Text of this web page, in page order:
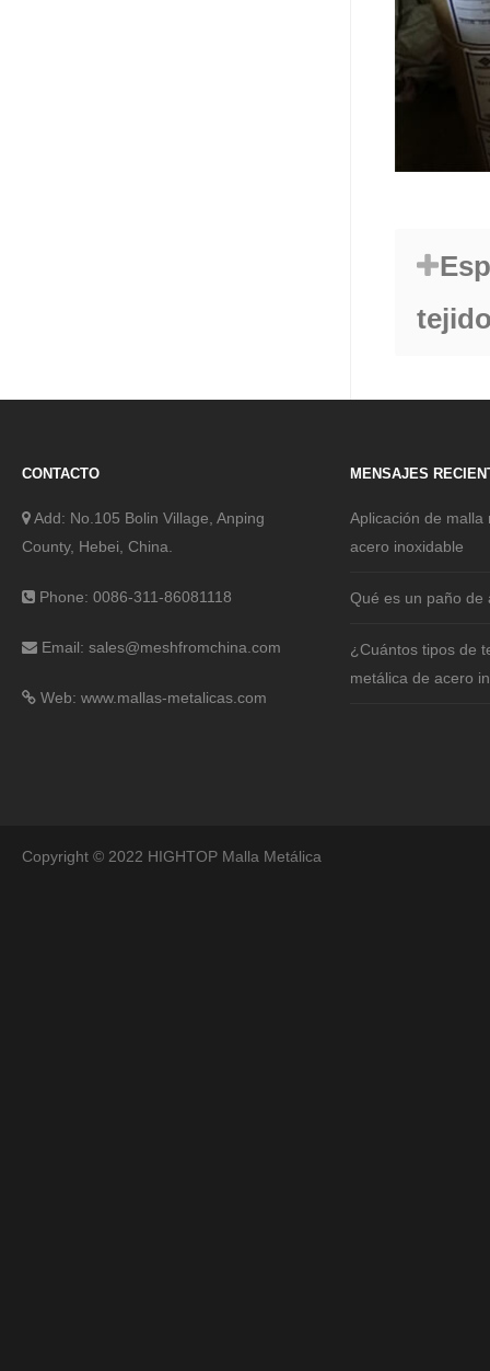
CONTACTO
Add: No.105 Bolin Village, Anping
County, Hebei, China.
Phone: 0086-311-86081118
Email: sales@meshfromchina.com
Web: www.mallas-metalicas.com
MENSAJES
Aplicación de malla
acero inoxidable
Qué es un paño de
¿Cuántos tipos de
metálica de acero
Copyright © 2022 HIGHTOP Malla Metálica